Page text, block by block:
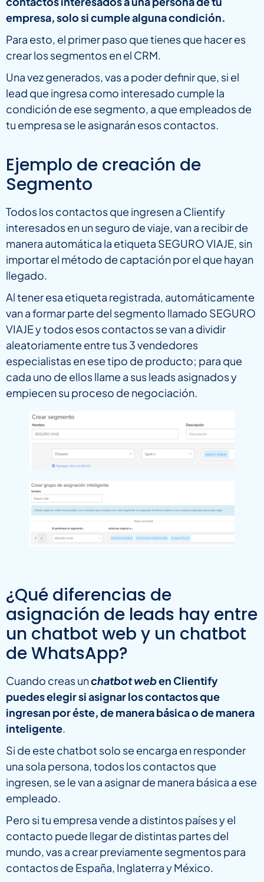
empresa, solo si cumple alguna condición.
Para esto, el primer paso que tienes que hacer es
crear los segmentos en el CRM.
Una vez generados, vas a poder definir que, si el
lead que ingresa como interesado cumple la
condición de ese segmento, a que empleados de
tu empresa se le asignarán esos contactos.
Ejemplo de creación de
Segmento
Todos los contactos que ingresen a Clientify
interesados en un seguro de viaje, van a recibir de
manera automática la etiqueta SEGURO VIAJE, sin
importar el método de captación por el que hayan
llegado.
Al tener esa etiqueta registrada, automáticamente
van a formar parte del segmento llamado SEGURO
VIAJE y todos esos contactos se van a dividir
aleatoriamente entre tus 3 vendedores
especialistas en ese tipo de producto; para que
cada uno de ellos llame a sus leads asignados y
empiecen su proceso de negociación.
¿Qué diferencias de
asignación de leads hay entre
un chatbot web y un chatbot
de WhatsApp?
Cuando creas unchatbot weben Clientify
puedes elegir si asignar los contactos que
ingresan por éste, de manera básica o de manera
inteligente.
Si de este chatbot solo se encarga en responder
una sola persona, todos los contactos que
ingresen, se le van a asignar de manera básica a ese
empleado.
Pero si tu empresa vende a distintos países y el
contacto puede llegar de distintas partes del
mundo, vas a crear previamente segmentos para
contactos de España, Inglaterra y México.